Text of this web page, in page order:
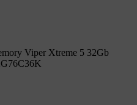
Viper Xtreme 5 32Gb